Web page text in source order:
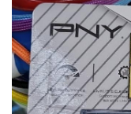
教學評測
EduTech
IT Times
生成式AI與雲端應用